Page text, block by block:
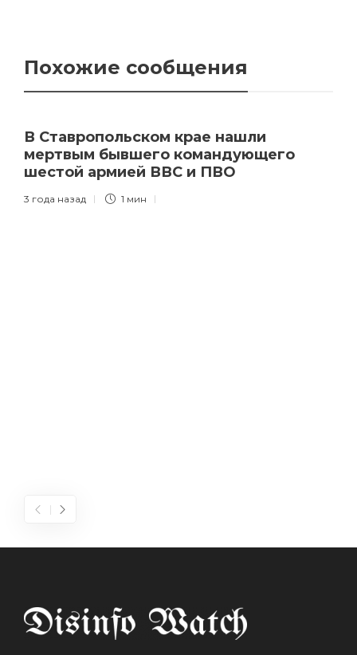
Похожие сообщения
В Ставропольском крае нашли
мертвым бывшего командующего
шестой армией ВВС и ПВО
3 года назад 1 мин